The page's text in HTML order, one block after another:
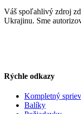
Váš spoľahlivý zdroj
Ukrajinu. Sme
Rýchle odkazy
Kompletný
Balíky